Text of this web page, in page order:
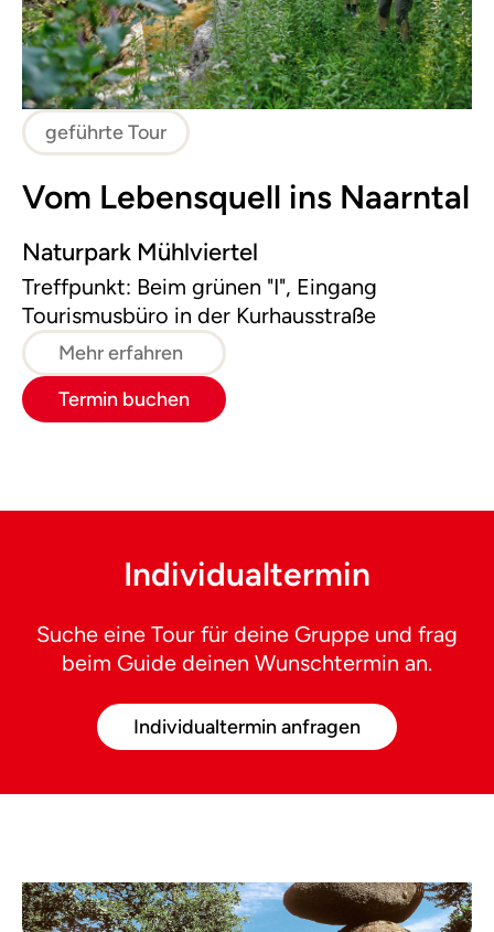
geführte Tour
Vom Lebensquell ins Naarntal
Naturpark Mühlviertel
Treffpunkt: Beim grünen "I", Eingang
Tourismusbüro in der Kurhausstraße
Mehr erfahren
Termin buchen
Individualtermin
Suche eine Tour für deine Gruppe und frag
beim Guide deinen Wunschtermin an.
Individualtermin anfragen